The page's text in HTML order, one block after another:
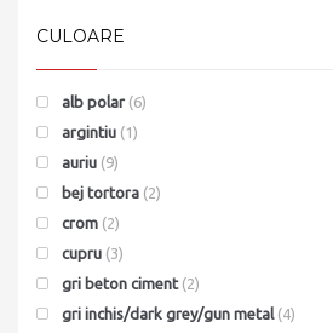
CULOARE
alb polar (6)
argintiu (1)
auriu (9)
bej tortora (2)
crom (2)
cupru (3)
gri beton ciment (2)
gri inchis/dark grey/gun metal (4)